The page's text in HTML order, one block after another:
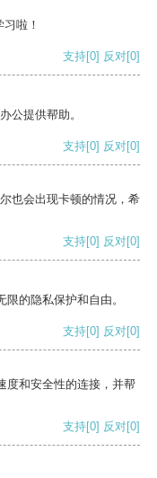
啦！
支持[0] 反对[0]
公提供帮助。
支持[0] 反对[0]
也会出现卡顿的情况，希
支持[0] 反对[0]
的隐私保护和自由。
支持[0] 反对[0]
度和安全性的连接，并帮
支持[0] 反对[0]